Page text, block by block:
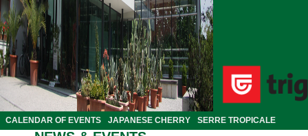
CALENDAR OF EVENTS JAPANESE CHERRY SERRE TROPICALE